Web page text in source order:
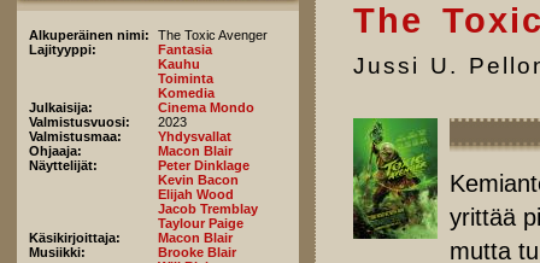
Alkuperäinen nimi:
The Toxic Avenger
Lajityyppi:
Fantasia
Kauhu
Toiminta
Komedia
Julkaisija:
Cinema Mondo
Valmistusvuosi:
2023
Valmistusmaa:
Yhdysvallat
Ohjaaja:
Macon Blair
Näyttelijät:
Peter Dinklage
Kevin Bacon
Elijah Wood
Jacob Tremblay
Taylour Paige
Käsikirjoittaja:
Macon Blair
Musiikki:
Brooke Blair
The
Jussi U.
yrittää
mutta